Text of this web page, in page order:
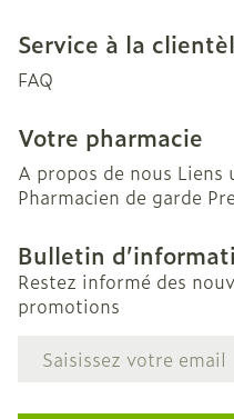
Service à la
FAQ
Votre pharmacie
A propos de nous Liens
Pharmacien de garde
Bulletin
Restez informé des
promotions
Adresse mail